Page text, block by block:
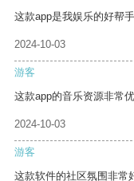
这款app是我娱乐的好帮
2024-10-03
游客
这款app的音乐资源非常
2024-10-03
游客
这款软件的社区氛围非常